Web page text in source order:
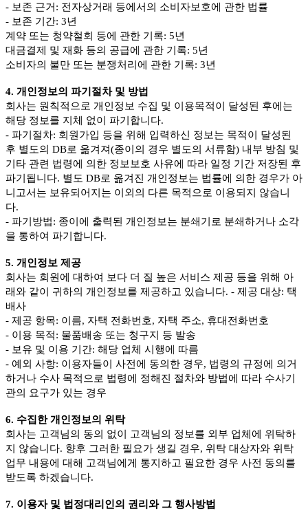
- 보존 근거: 전자상거래 등에서의 소비자보호에 관한 법률
- 보존 기간: 3년
계약 또는 청약철회 등에 관한 기록: 5년
대금결제 및 재화 등의 공급에 관한 기록: 5년
소비자의 불만 또는 분쟁처리에 관한 기록: 3년
4. 개인정보의 파기절차 및 방법
회사는 원칙적으로 개인정보 수집 및 이용목적이 달성된 후에는
해당 정보를 지체 없이 파기합니다.
- 파기절차: 회원가입 등을 위해 입력하신 정보는 목적이 달성된
후 별도의 DB로 옮겨져(종이의 경우 별도의 서류함) 내부 방침 및
기타 관련 법령에 의한 정보보호 사유에 따라 일정 기간 저장된 후
파기됩니다. 별도 DB로 옮겨진 개인정보는 법률에 의한 경우가 아
니고서는 보유되어지는 이외의 다른 목적으로 이용되지 않습니
다.
- 파기방법: 종이에 출력된 개인정보는 분쇄기로 분쇄하거나 소각
을 통하여 파기합니다.
5. 개인정보 제공
회사는 회원에 대하여 보다 더 질 높은 서비스 제공 등을 위해 아
래와 같이 귀하의 개인정보를 제공하고 있습니다. - 제공 대상: 택
배사
- 제공 항목: 이름, 자택 전화번호, 자택 주소, 휴대전화번호
- 이용 목적: 물품배송 또는 청구지 등 발송
- 보유 및 이용 기간: 해당 업체 시행에 따름
- 예외 사항: 이용자들이 사전에 동의한 경우, 법령의 규정에 의거
하거나 수사 목적으로 법령에 정해진 절차와 방법에 따라 수사기
관의 요구가 있는 경우
6. 수집한 개인정보의 위탁
회사는 고객님의 동의 없이 고객님의 정보를 외부 업체에 위탁하
지 않습니다. 향후 그러한 필요가 생길 경우, 위탁 대상자와 위탁
업무 내용에 대해 고객님에게 통지하고 필요한 경우 사전 동의를
받도록 하겠습니다.
7. 이용자 및 법정대리인의 권리와 그 행사방법